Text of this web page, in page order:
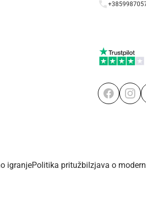
igranjePolitika pritužbiIzjava o